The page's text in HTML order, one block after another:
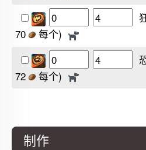
70
每个)
72
每个)
制作